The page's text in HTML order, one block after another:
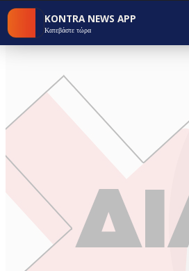
KONTRA NEWS APP
Κατεβάστε τώρα